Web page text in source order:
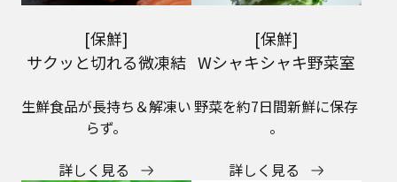
[保鮮]
サクッと切れる微凍結
生鮮食品が長持ち＆解凍い
らず。
詳しく見る
[保鮮]
Wシャキシャキ野菜室
野菜を約7日間新鮮に保存​
。
詳しく見る